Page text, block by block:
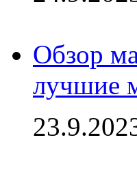
Обзор
лучшие